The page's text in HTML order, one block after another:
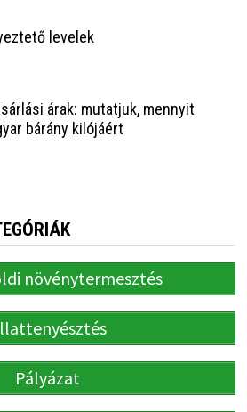
levelek
árak: mutatjuk, mennyit
bárány kilójáért
növénytermesztés
Pályázat